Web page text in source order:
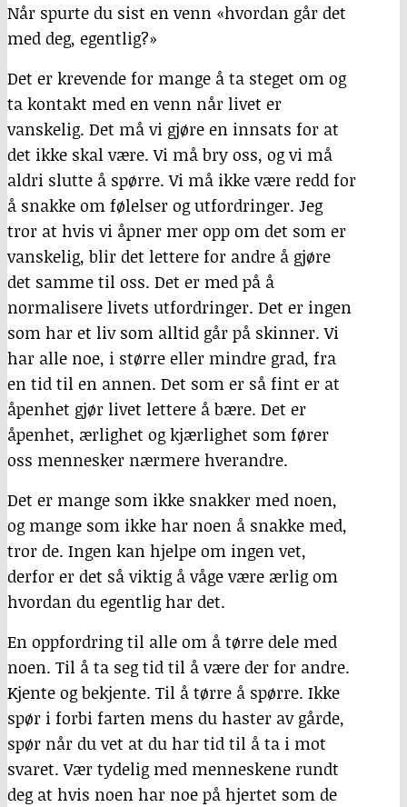
Når spurte du sist en venn «hvordan går det
med deg, egentlig?»
Det er krevende for mange å ta steget om og
ta kontakt med en venn når livet er
vanskelig. Det må vi gjøre en innsats for at
det ikke skal være. Vi må bry oss, og vi må
aldri slutte å spørre. Vi må ikke være redd for
å snakke om følelser og utfordringer. Jeg
tror at hvis vi åpner mer opp om det som er
vanskelig, blir det lettere for andre å gjøre
det samme til oss. Det er med på å
normalisere livets utfordringer. Det er ingen
som har et liv som alltid går på skinner. Vi
har alle noe, i større eller mindre grad, fra
en tid til en annen. Det som er så fint er at
åpenhet gjør livet lettere å bære. Det er
åpenhet, ærlighet og kjærlighet som fører
oss mennesker nærmere hverandre.
Det er mange som ikke snakker med noen,
og mange som ikke har noen å snakke med,
tror de. Ingen kan hjelpe om ingen vet,
derfor er det så viktig å våge være ærlig om
hvordan du egentlig har det.
En oppfordring til alle om å tørre dele med
noen. Til å ta seg tid til å være der for andre.
Kjente og bekjente. Til å tørre å spørre. Ikke
spør i forbi farten mens du haster av gårde,
spør når du vet at du har tid til å ta i mot
svaret. Vær tydelig med menneskene rundt
deg at hvis noen har noe på hjertet som de